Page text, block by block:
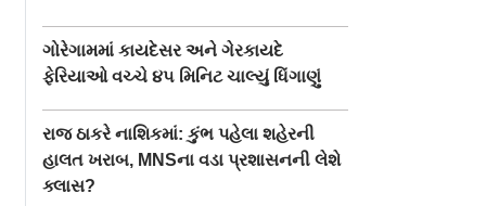
ગોરેગામમાં કાયદેસર અને ગેરકાયદે
ફેરિયાઓ વચ્ચે ૪૫ મિનિટ ચાલ્યું ધિંગાણું
રાજ ઠાકરે નાશિકમાં: કુંભ પહેલા શહેરની
હાલત ખરાબ, MNSના વડા પ્રશાસનની લેશે
ક્લાસ?